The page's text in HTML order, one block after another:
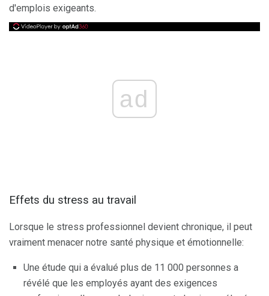
d'emplois exigeants.
ad
Effets du stress au travail
Lorsque le stress professionnel devient chronique, il peut
vraiment menacer notre santé physique et émotionnelle:
Une étude qui a évalué plus de 11 000 personnes a
révélé que les employés ayant des exigences